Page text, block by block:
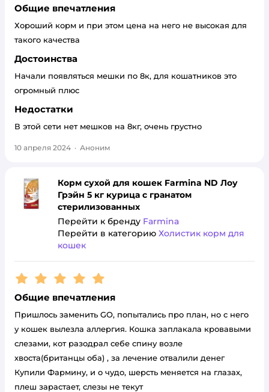
Общие впечатления
Хороший корм и при этом цена на него не высокая для
такого качества
Достоинства
Начали появляться мешки по 8к, для кошатников это
огромный плюс
Недостатки
В этой сети нет мешков на 8кг, очень грустно
10 апреля 2024 · Аноним
Корм сухой для кошек Farmina ND Лоу
Грэйн 5 кг курица с гранатом
стерилизованных
Перейти к бренду Farmina
Перейти в категорию Холистик корм для
кошек
Рейтинг:5
Общие впечатления
Пришлось заменить GO, попытались про план, но с него
у кошек вылезла аллергия. Кошка заплакала кровавыми
слезами, кот разодрал себе спину возле
хвоста(британцы оба) , за лечение отвалили денег
Купили Фармину, и о чудо, шерсть меняется на глазах,
плеш зарастает, слезы не текут